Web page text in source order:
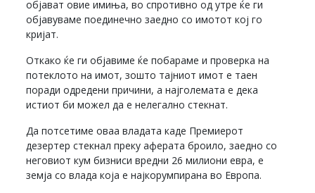
објават овие имиња, во спротивно од утре ќе ги
објавуваме поединечно заедно со имотот кој го
кријат.
Откако ќе ги објавиме ќе побараме и проверка на
потеклото на имот, зошто тајниот имот е таен
поради одредени причини, а најголемата е дека
истиот би можел да е нелегално стекнат.
Да потсетиме оваа владата каде Премиерот
дезертер стекнал преку аферата броило, заедно со
неговиот кум бизниси вредни 26 милиони евра, е
земја со влада која е најкорумпирана во Европа.